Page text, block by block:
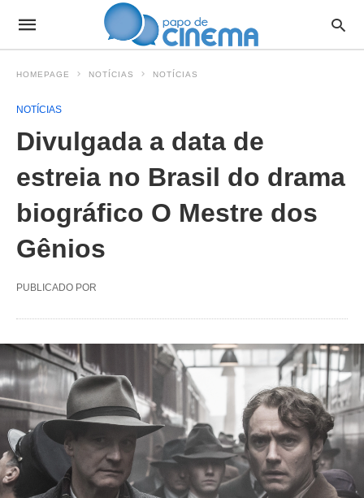
HOMEPAGE NOTÍCIAS NOTÍCIAS
NOTÍCIAS
Divulgada a data de
estreia no Brasil do drama
biográfico O Mestre dos
Gênios
PUBLICADO POR